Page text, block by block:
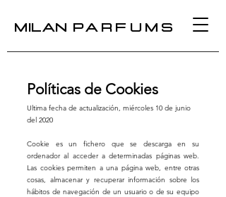
MILAN PARFUMS
Políticas de Cookies
Ultima fecha de actualización, miércoles 10 de junio
del 2020
Cookie es un fichero que se descarga en su
ordenador al acceder a determinadas páginas web.
Las cookies permiten a una página web, entre otras
cosas, almacenar y recuperar información sobre los
hábitos de navegación de un usuario o de su equipo